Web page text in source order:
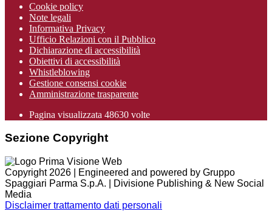
Cookie policy
Note legali
Informativa Privacy
Ufficio Relazioni con il Pubblico
Dichiarazione di accessibilità
Obiettivi di accessibilità
Whistleblowing
Gestione consensi cookie
Amministrazione trasparente
Pagina visualizzata 48630 volte
Sezione Copyright
Copyright 2026 | Engineered and powered by Gruppo
Spaggiari Parma S.p.A. | Divisione Publishing & New Social
Media
Disclaimer trattamento dati personali